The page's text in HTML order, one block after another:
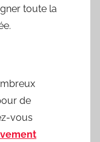
toute la
de
vous